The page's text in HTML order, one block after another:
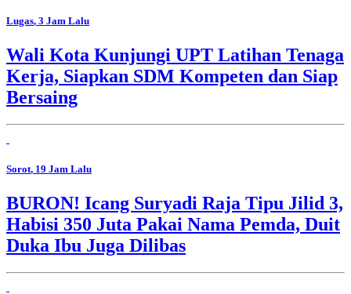
Lugas, 3 Jam Lalu
Wali Kota Kunjungi UPT Latihan Tenaga
Kerja, Siapkan SDM Kompeten dan Siap
Bersaing
Sorot, 19 Jam Lalu
BURON! Icang Suryadi Raja Tipu Jilid 3,
Habisi 350 Juta Pakai Nama Pemda, Duit
Duka Ibu Juga Dilibas